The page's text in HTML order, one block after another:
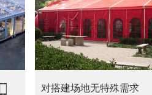
对搭建场地无特殊需求